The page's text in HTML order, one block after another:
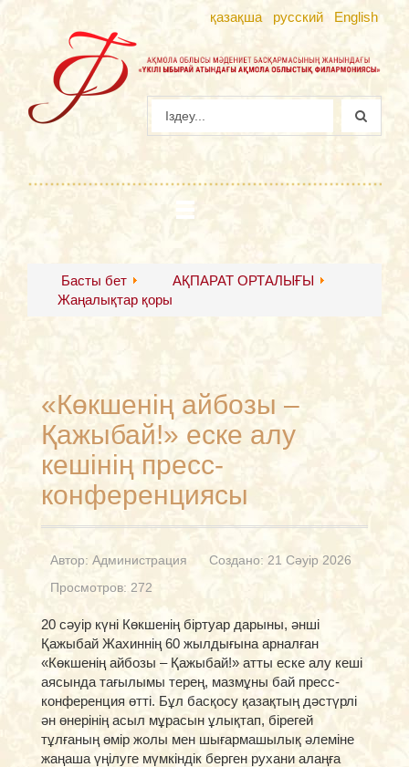
қазақша русский English
Басты бет
АҚПАРАТ ОРТАЛЫҒЫ
Жаңалықтар қоры
«Көкшенің айбозы –
Қажыбай!» еске алу
кешінің пресс-
конференциясы
Автор: Администрация
Создано: 21 Сәуір 2026
Просмотров: 272
20 сәуір күні Көкшенің біртуар дарыны, әнші
Қажыбай Жахиннің 60 жылдығына арналған
«Көкшенің айбозы – Қажыбай!» атты еске алу кеші
аясында тағылымы терең, мазмұны бай пресс-
конференция өтті. Бұл басқосу қазақтың дәстүрлі
ән өнерінің асыл мұрасын ұлықтап, бірегей
тұлғаның өмір жолы мен шығармашылық әлеміне
жаңаша үңілуге мүмкіндік берген рухани алаңға